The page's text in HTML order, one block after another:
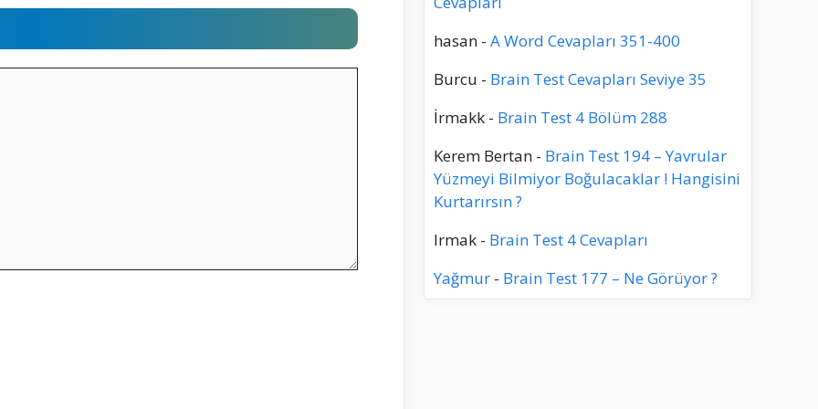
hasan - A Word Cevapları 351-400
Burcu - Brain Test Cevapları Seviye 35
İrmakk - Brain Test 4 Bölüm 288
Kerem Bertan - Brain Test 194 – Yavrular
Yüzmeyi Bilmiyor Boğulacaklar ! Hangisini
Kurtarırsın ?
Irmak - Brain Test 4 Cevapları
Yağmur - Brain Test 177 – Ne Görüyor ?